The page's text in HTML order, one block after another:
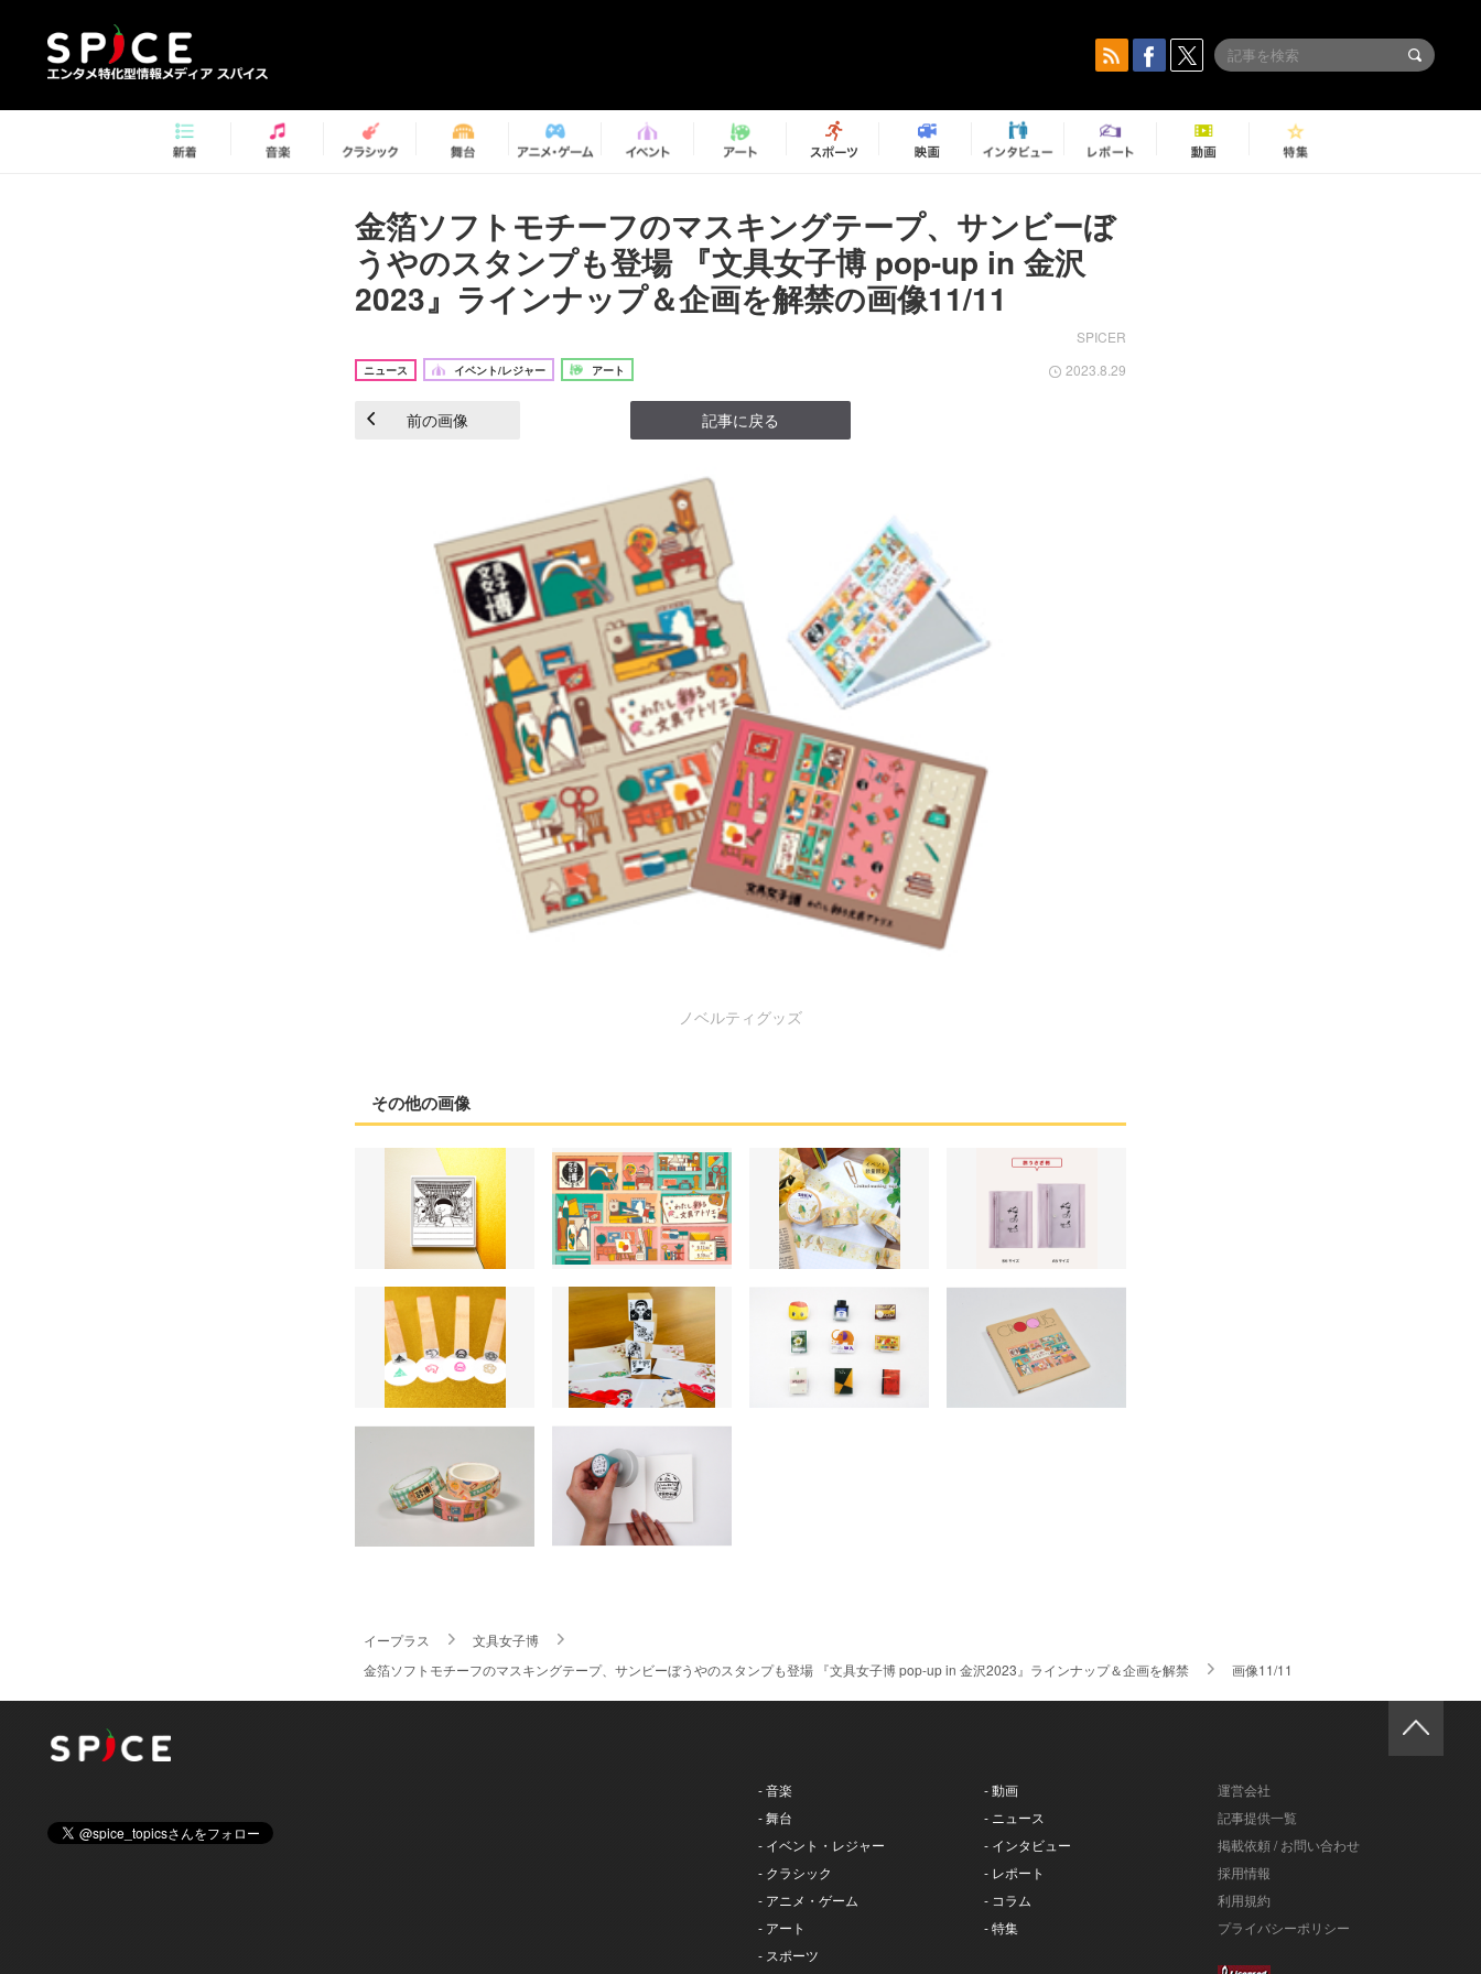
金箔ソフトモチーフのマスキングテープ、サンビーぼ
うやのスタンプも登場 『文具女子博 pop-up in 金沢
2023』ラインナップ＆企画を解禁の画像11/11
SPICER
ニュース イベント/レジャー アート 2023.8.29
前の画像 記事に戻る
ノベルティグッズ
その他の画像
イープラス
文具女子博
金箔ソフトモチーフのマスキングテープ、サンビーぼうやのスタンプも登場 『文具女子博 pop-up in 金沢2023』ラインナップ＆企画を解禁
画像11/11
- 音楽
- 舞台
- イベント・レジャー
- クラシック
- アニメ・ゲーム
- アート
- スポーツ
- 動画
- ニュース
- インタビュー
- レポート
- コラム
- 特集
運営会社
記事提供一覧
掲載依頼 / お問い合わせ
採用情報
利用規約
プライバシーポリシー